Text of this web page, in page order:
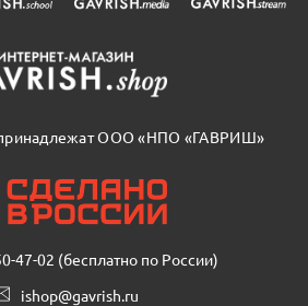
принадлежат ООО «НПО «ГАВРИШ»
47-02 (бесплатно по России)
ishop@gavrish.ru